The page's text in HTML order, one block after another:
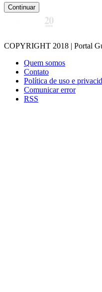
Continuar
COPYRIGHT 2018 | Portal
Quem somos
Contato
Política de uso e
Comunicar error
RSS